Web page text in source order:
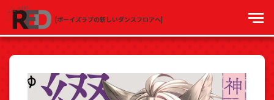
[ボーイズラブの新しいダンスフロアへ]